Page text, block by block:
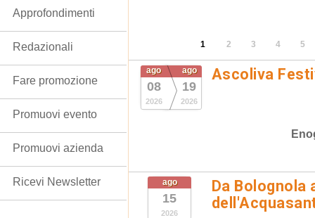
1 2 3 4 5
ago
08
2026
ago
19
2026
Ascoliva
ago
15
2026
Da Bolognola
Approfondimenti
Redazionali
Fare promozione
Promuovi evento
Promuovi azienda
Ricevi Newsletter